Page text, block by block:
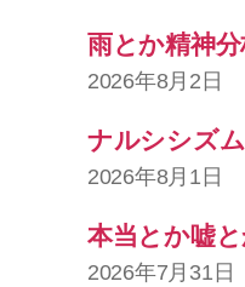
雨とか精神分
2026年8月2日
ナルシシズ
2026年8月1日
本当とか嘘と
2026年7月31日